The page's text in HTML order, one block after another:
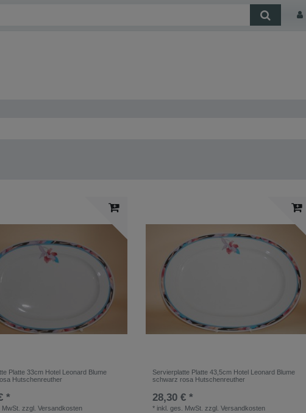
Platte 33cm Hotel Leonard Blume
Hutschenreuther
*
zzgl.Versandkosten
Servierplatte Platte 43,5cm Hotel Leonard Blume
schwarz rosa Hutschenreuther
28,30 € *
* inkl. ges. MwSt. zzgl.Versandkosten